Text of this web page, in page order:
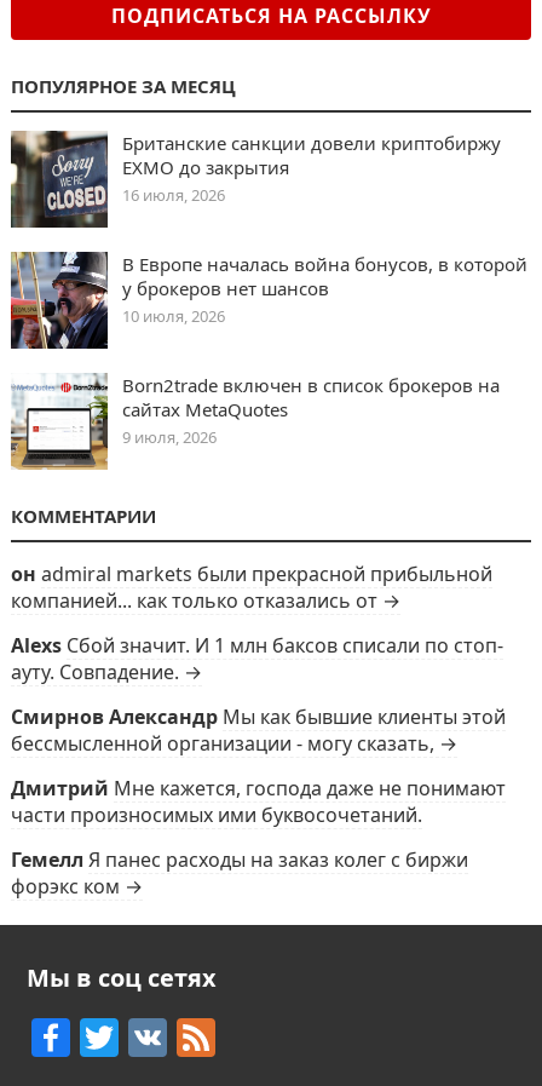
ПОДПИСАТЬСЯ НА РАССЫЛКУ
ПОПУЛЯРНОЕ ЗА МЕСЯЦ
Британские санкции довели криптобиржу
EXMO до закрытия
16 июля, 2026
В Европе началась война бонусов, в которой
у брокеров нет шансов
10 июля, 2026
Born2trade включен в список брокеров на
сайтах MetaQuotes
9 июля, 2026
КОММЕНТАРИИ
он admiral markets были прекрасной прибыльной
компанией... как только отказались от →
Alexs Сбой значит. И 1 млн баксов списали по стоп-
ауту. Совпадение. →
Смирнов Александр Мы как бывшие клиенты этой
бессмысленной организации - могу сказать, →
Дмитрий Мне кажется, господа даже не понимают
части произносимых ими буквосочетаний.
Гемелл Я панес расходы на заказ колег с биржи
форэкс ком →
Мы в соц сетях
F T V F